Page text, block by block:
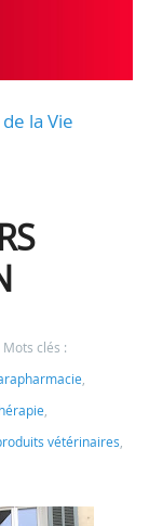
la Vie
Mots clés :
,
,
vétérinaires,